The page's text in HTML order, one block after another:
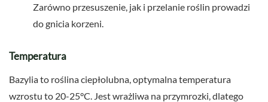
Zarówno przesuszenie, jak i przelanie roślin prowadzi
do gnicia korzeni.
Temperatura
Bazylia to roślina ciepłolubna, optymalna temperatura
wzrostu to 20-25°C. Jest wrażliwa na przymrozki, dlatego